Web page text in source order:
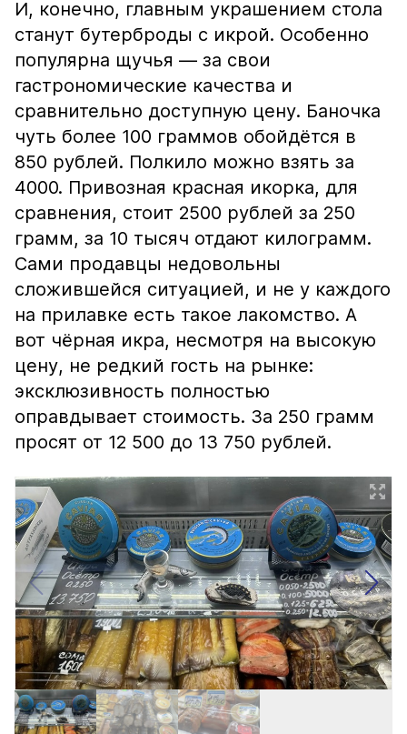
И, конечно, главным украшением стола
станут бутерброды с икрой. Особенно
популярна щучья — за свои
гастрономические качества и
сравнительно доступную цену. Баночка
чуть более 100 граммов обойдётся в
850 рублей. Полкило можно взять за
4000. Привозная красная икорка, для
сравнения, стоит 2500 рублей за 250
грамм, за 10 тысяч отдают килограмм.
Сами продавцы недовольны
сложившейся ситуацией, и не у каждого
на прилавке есть такое лакомство. А
вот чёрная икра, несмотря на высокую
цену, не редкий гость на рынке:
эксклюзивность полностью
оправдывает стоимость. За 250 грамм
просят от 12 500 до 13 750 рублей.